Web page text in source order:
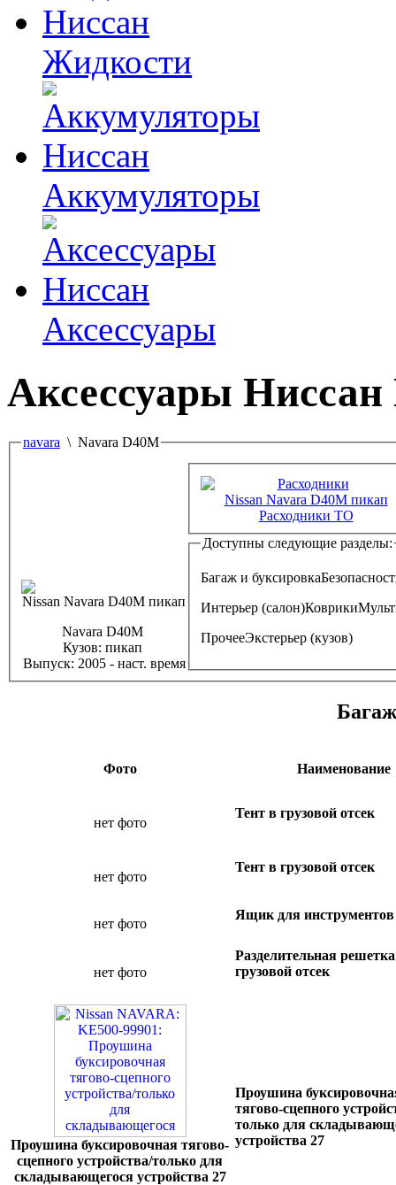
Жидкости
Аккумуляторы
Аксессуары
Аксессуары Ниссан
navara \ Navara D40M
Navara D40M
Кузов: пикап
Выпуск: 2005 - наст. время
Расходники ТО
Доступны следующие разделы:
Багаж и буксировка
Интерьер (салон)Коврики
ПрочееЭкстерьер (кузов)
Фото Наименование
нет фото
Тент в грузовой отсек
нет фото
Тент в грузовой отсек
нет фото
Ящик для инструментов
нет фото
Разделительная
грузовой отсек
Проушина буксировочная тягово-
сцепного устройства/только для
складывающегося устройства 27
Проушина
тягово-сцепного
только для
устройства 27